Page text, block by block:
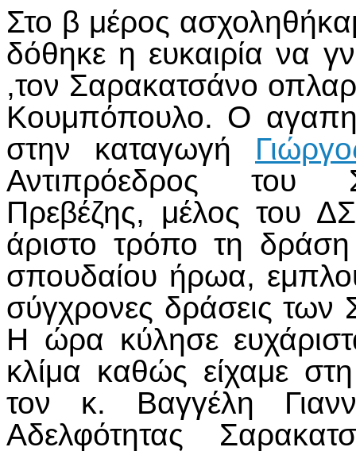
Στο β μέρος
δόθηκε η ευκαιρία να
,τον Σαρακατσάνο
Κουμπόπουλο. Ο
στην καταγωγή
Αντιπρόεδρος του
Πρεβέζης, μέλος του
άριστο τρόπο τη
σπουδαίου ήρωα,
σύγχρονες δράσεις των
Η ώρα κύλησε
κλίμα καθώς είχαμε
τον κ. Βαγγέλη
Αδελφότητας